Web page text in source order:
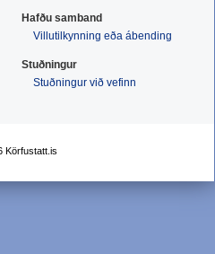
Hafðu samband
Villutilkynning eða ábending
Stuðningur
Stuðningur við vefinn
Körfustatt.is